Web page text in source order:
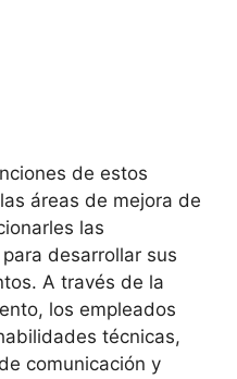
de estos
áreas de mejora de
las
desarrollar sus
A través de la
los empleados
técnicas,
comunicación y